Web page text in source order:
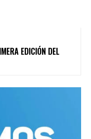
EDICIÓN DEL